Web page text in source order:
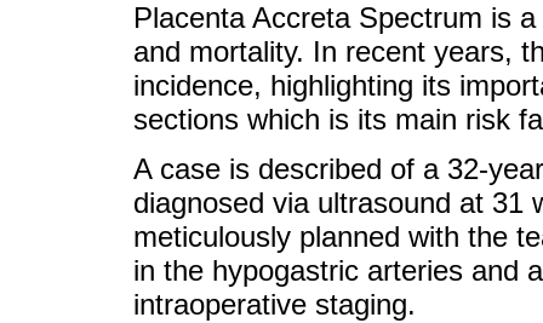
Placenta Accreta Spectrum is
and mortality. In recent years,
incidence, highlighting its
sections which is its main risk
A case is described of a 32-
diagnosed via ultrasound at 31
meticulously planned with the
in the hypogastric arteries and
intraoperative staging.